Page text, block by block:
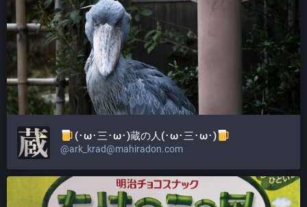
(･ω･三･ω･)蔵の人(･ω･三･ω･)
@ark_krad@mahiradon.com